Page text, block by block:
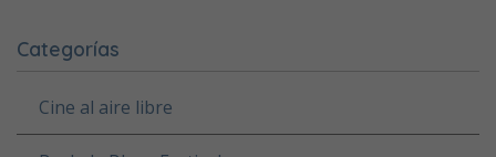
Categorías
Cine al aire libre